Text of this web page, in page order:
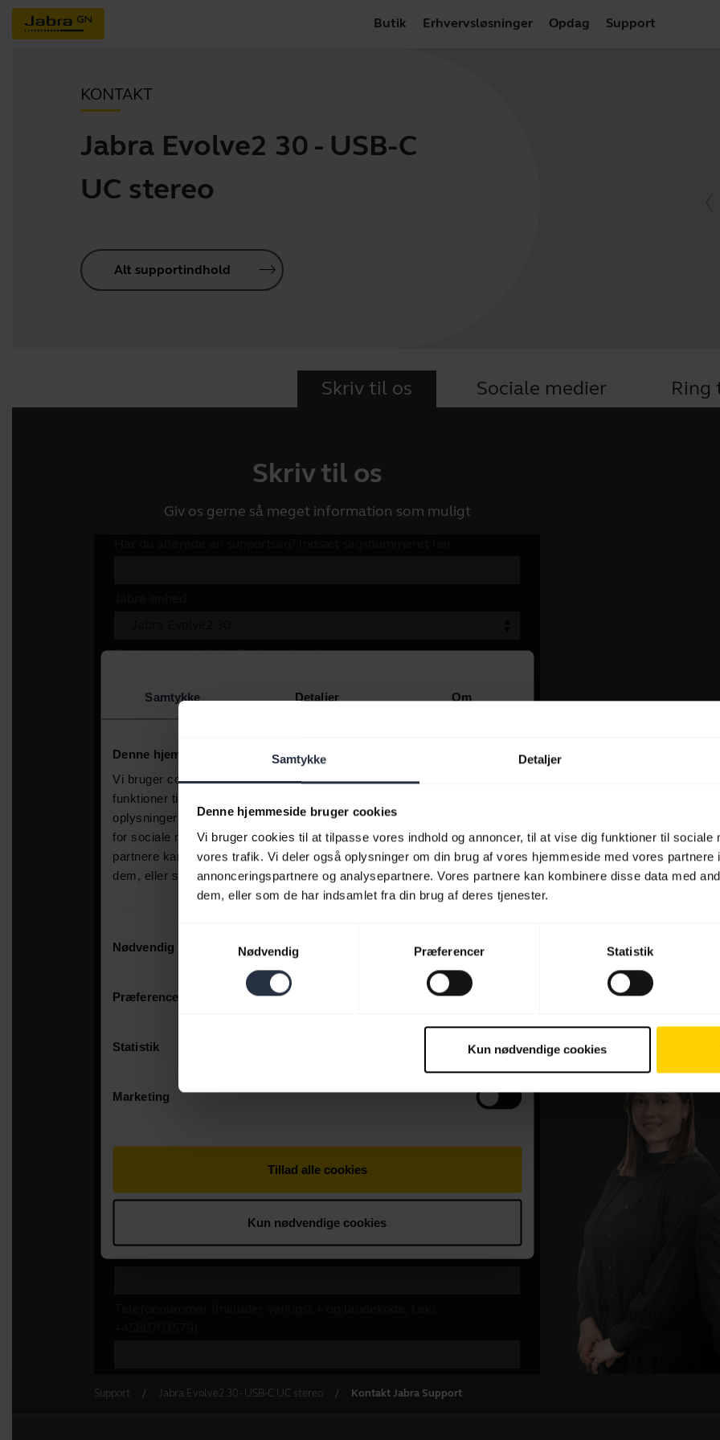
Samtykke Detaljer
Denne hjemmeside bruger cookies
Vi bruger cookies til at tilpasse vores indhold og annoncer, til at vise dig funktioner til sociale
vores trafik. Vi deler også oplysninger om din brug af vores hjemmeside med vores partnere
annonceringspartnere og analysepartnere. Vores partnere kan kombinere disse data med
dem, eller som de har indsamlet fra din brug af deres tjenester.
Nødvendig
Præferencer Statistik
Kun nødvendige cookies
Butik Erhvervsløsninger Opdag Support
KONTAKT
Jabra Evolve2 30 - USB-C
UC stereo
Alt supportindhold
Skriv til os Sociale medier Ring
Skriv til os
Giv os gerne så meget information som muligt
Support Jabra Evolve2 30 - USB-C UC stereo Kontakt Jabra Support